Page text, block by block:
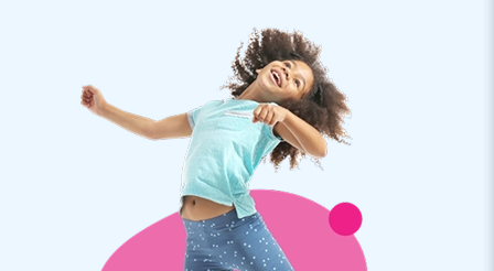
maiores. O número de pontos é indicado acima de cada alvo.
Aponta, chuta a bola através de um dos alvos e marca
pontos. Queres apostar que esta parede insuflável de futebol
com alvos vai proporcionar muita diversão?
Jogo de futebol insuflável de porte
Estás a pensar comprar este jogo de futebol insuflável? Vai
em frente! Apesar do grande tamanho desta parede
insuflável de futebol, ela pode ser montada por 1 pessoa em